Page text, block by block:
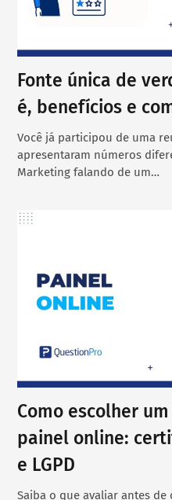
Fonte única de
é, benefícios e
Você já participou de uma
apresentaram números
Marketing falando de um…
Como escolher
painel online:
e LGPD
Saiba o que avaliar antes